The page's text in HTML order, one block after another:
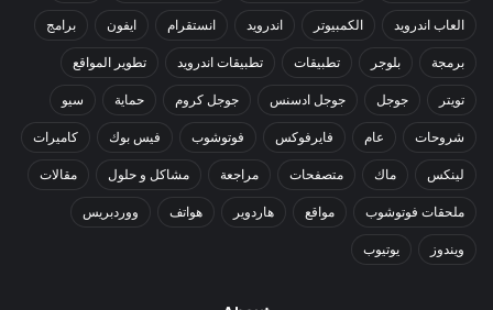
العاب اندرويد الكمبيوتر اندرويد انستقرام ايفون برامج
برمجة بلوجر تطبيقات تطبيقات اندرويد تطوير المواقع
تويتر جوجل جوجل ادسنس جوجل كروم حماية سيو
شروحات عام فايرفوكس فوتوشوب فيس بوك كاميرات
لينكس ماك متصفحات مراجعة مشاكل و حلول مقالات
ملحقات فوتوشوب مواقع هاردوير هواتف ووردبريس
ويندوز يوتيوب